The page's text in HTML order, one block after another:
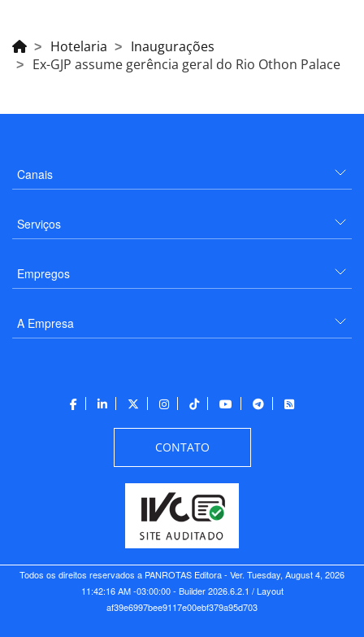
Hotelaria
Inaugurações
Ex-GJP assume gerência geral do Rio Othon Palace
Canais
Serviços
Empregos
A Empresa
CONTATO
Todos os direitos reservados a PANROTAS Editora - Ver. Tuesday, August 4, 2026
11:42:16 AM -03:00:00 - Builder 2026.6.2.1 / Layout
af39e6997bee9117e00ebf379a95d703